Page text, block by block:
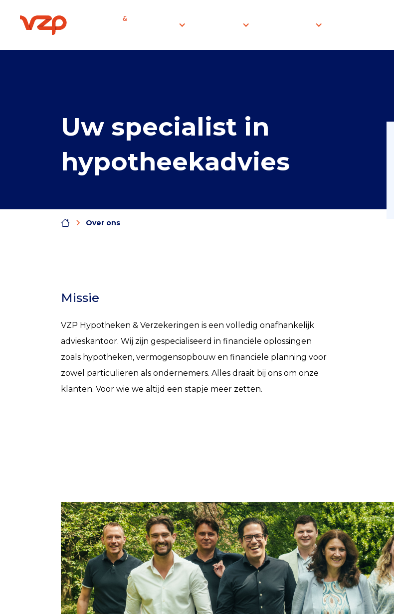
Uw specialist in
hypotheekadvies
Over ons
Missie
VZP Hypotheken & Verzekeringen is een volledig onafhankelijk
advieskantoor. Wij zijn gespecialiseerd in financiële oplossingen
zoals hypotheken, vermogensopbouw en financiële planning voor
zowel particulieren als ondernemers. Alles draait bij ons om onze
klanten. Voor wie we altijd een stapje meer zetten.